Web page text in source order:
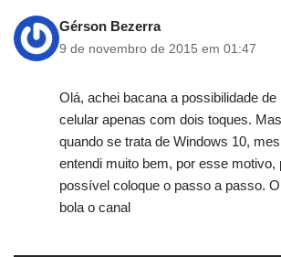
Gérson Bezerra
9 de novembro de 2015 em 01:47
Olá, achei bacana a possibilidade de
celular apenas com dois toques.
quando se trata de Windows 10,
entendi muito bem, por esse motivo,
possível coloque o passo a passo.
bola o canal